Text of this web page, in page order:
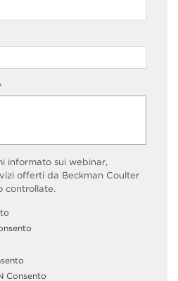
informato sui webinar,
offerti da Beckman Coulter
controllate.
Consento